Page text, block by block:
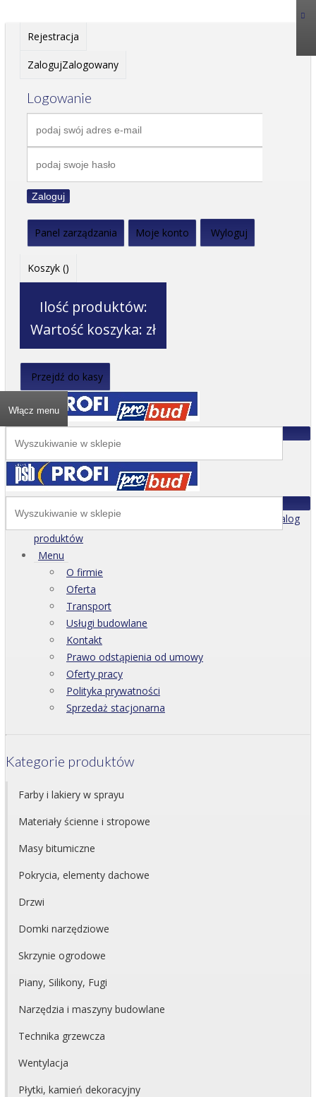
Rejestracja
ZalogujZalogowany
Logowanie
Zaloguj
Panel zarządzania Moje konto Wyloguj
Koszyk ()
Ilość produktów:
Wartość koszyka: zł
Przejdź do kasy
Włącz menu
Katalog
produktów
Menu
O firmie
Oferta
Transport
Usługi budowlane
Kontakt
Prawo odstąpienia od umowy
Oferty pracy
Polityka prywatności
Sprzedaż stacjonarna
Kategorie produktów
Farby i lakiery w sprayu
Materiały ścienne i stropowe
Masy bitumiczne
Pokrycia, elementy dachowe
Drzwi
Domki narzędziowe
Skrzynie ogrodowe
Piany, Silikony, Fugi
Narzędzia i maszyny budowlane
Technika grzewcza
Wentylacja
Płytki, kamień dekoracyjny